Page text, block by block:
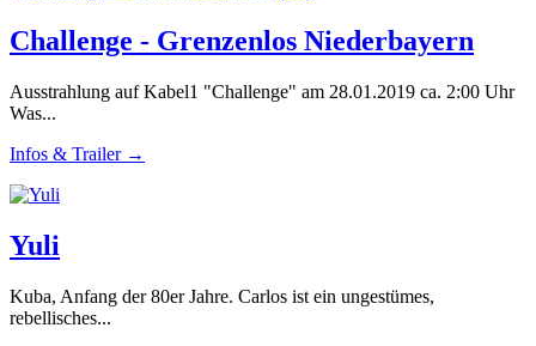
Challenge - Grenzenlos Niederbayern
Ausstrahlung auf Kabel1 "Challenge" am 28.01.2019 ca. 2:00 Uhr
Was...
Infos & Trailer →
Yuli
Kuba, Anfang der 80er Jahre. Carlos ist ein ungestümes,
rebellisches...